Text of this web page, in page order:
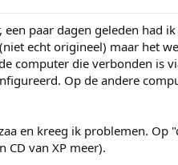
een paar dagen geleden had
echt origineel) maar het
computer die verbonden is
Op de andere
en kreeg ik problemen. Op
CD van XP meer).